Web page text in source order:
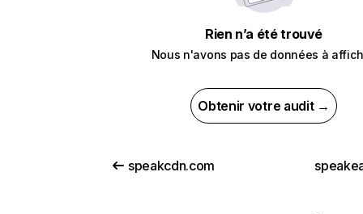
Rien n’a été trouvé
Nous n'avons pas de données à
Obtenir votre audit →
speakcdn.com